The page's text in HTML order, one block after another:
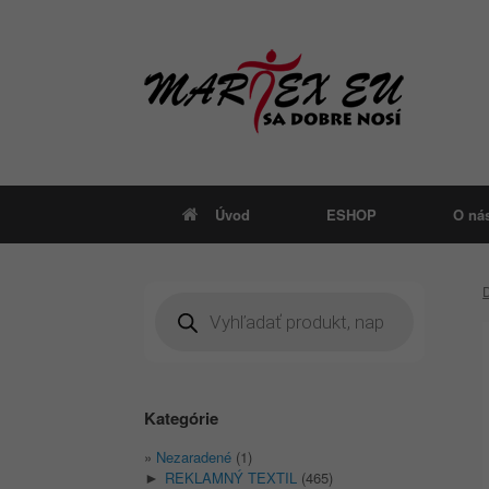
Úvod ESHOP O
search
Kategórie
Nezaradené (1)
► REKLAMNÝ TEXTIL (465)